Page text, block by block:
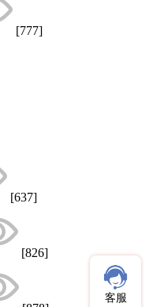
[777]
[637]
[826]
客服